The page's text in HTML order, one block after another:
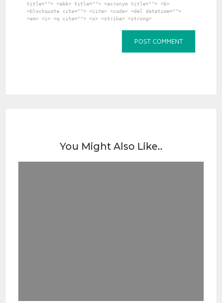
title=""> <abbr title=""> <acronym title=""> <b>
<blockquote cite=""> <cite> <code> <del datetime="">
<em> <i> <q cite=""> <s> <strike> <strong>
You Might Also Like..